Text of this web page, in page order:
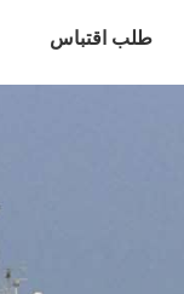
طلب اقتباس